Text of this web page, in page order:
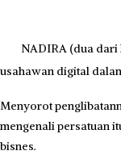
NADIRA (dua dari
usahawan digital
Menyorot
mengenali persatuan
bisnes.